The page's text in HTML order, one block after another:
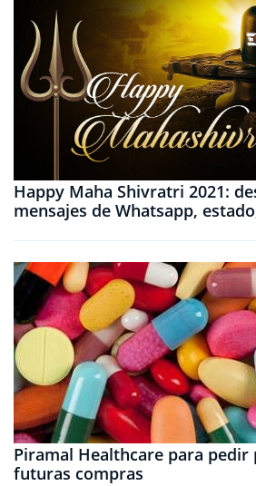
Happy Maha Shivratri 2021:
mensajes de Whatsapp,
Piramal Healthcare para pedir
futuras compras